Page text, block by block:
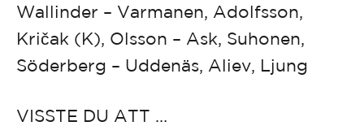
Wallinder – Varmanen, Adolfsson,
Kričak (K), Olsson – Ask, Suhonen,
Söderberg – Uddenäs, Aliev, Ljung
VISSTE DU ATT …